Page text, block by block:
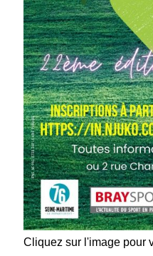
Cliquez sur l'image pour